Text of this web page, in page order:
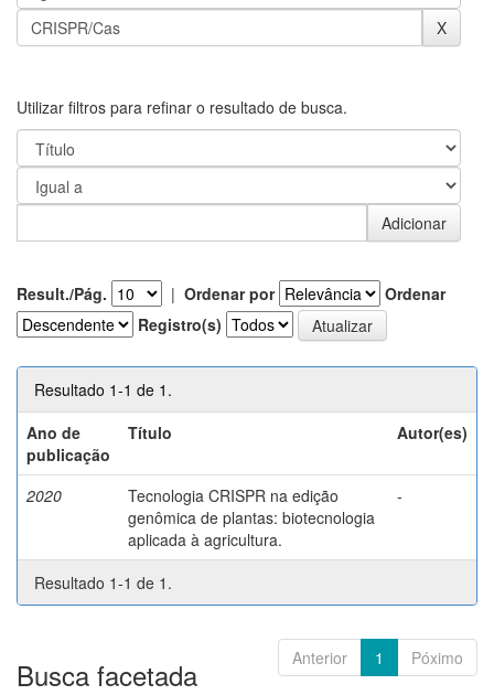
Utilizar filtros para refinar o resultado de busca.
Result./Pág. | Ordenar por
Ordenar
Registro(s)
Resultado 1-1 de 1.
Ano de
publicação
Título Autor(es)
2020
Tecnologia CRISPR na edição
genômica de plantas: biotecnologia
aplicada à agricultura.
-
Resultado 1-1 de 1.
Anterior 1 Póximo
Busca facetada